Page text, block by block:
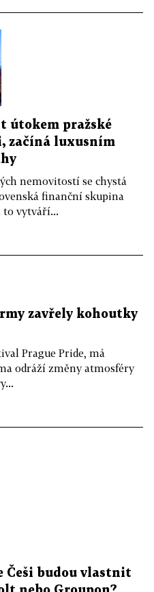
útokem pražské
začíná luxusním
nemovitostí se chystá
finanční skupina
to vytváří...
zavřely kohoutky
Prague Pride, má
odráží změny atmosféry
Češi budou vlastnit